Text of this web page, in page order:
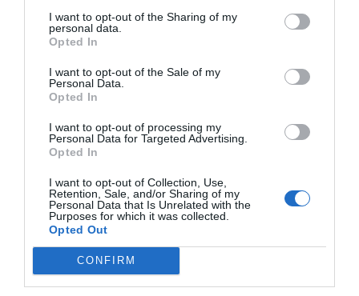
I want to opt-out of the Sharing of my
personal data.
Opted In
I want to opt-out of the Sale of my
Personal Data.
Opted In
I want to opt-out of processing my
Personal Data for Targeted Advertising.
Opted In
I want to opt-out of Collection, Use,
Retention, Sale, and/or Sharing of my
Personal Data that Is Unrelated with the
Purposes for which it was collected.
Opted Out
CONFIRM
recibir atención médica.